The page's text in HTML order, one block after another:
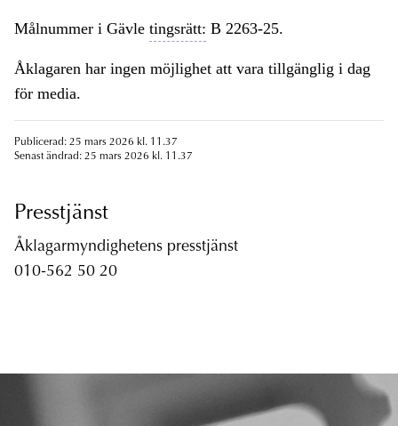
Målnummer i Gävle tingsrätt: B 2263-25.
Åklagaren har ingen möjlighet att vara tillgänglig i dag
för media.
Publicerad: 25 mars 2026 kl. 11.37
Senast ändrad: 25 mars 2026 kl. 11.37
Presstjänst
Åklagarmyndighetens presstjänst
010-562 50 20